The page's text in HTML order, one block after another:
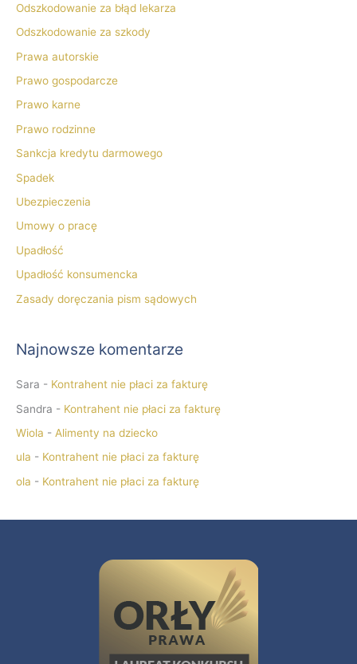
Odszkodowanie za błąd lekarza
Odszkodowanie za szkody
Prawa autorskie
Prawo gospodarcze
Prawo karne
Prawo rodzinne
Sankcja kredytu darmowego
Spadek
Ubezpieczenia
Umowy o pracę
Upadłość
Upadłość konsumencka
Zasady doręczania pism sądowych
Najnowsze komentarze
Sara - Kontrahent nie płaci za fakturę
Sandra - Kontrahent nie płaci za fakturę
Wiola - Alimenty na dziecko
ula - Kontrahent nie płaci za fakturę
ola - Kontrahent nie płaci za fakturę